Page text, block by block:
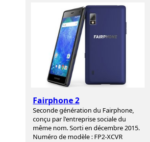
Fairphone 2
Seconde génération du Fairphone,
conçu par l'entreprise sociale du
même nom. Sorti en décembre 2015.
Numéro de modèle : FP2-XCVR